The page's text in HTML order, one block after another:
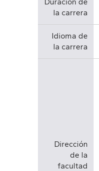
la carrera
Idioma de
la carrera
Dirección
de la
facultad